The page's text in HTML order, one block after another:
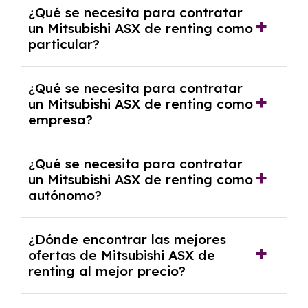
pero puede haber penalizaciones por
cancelación anticipada. Es importante revisar
las condiciones del contrato y hablar con un
experto que te asesore.
¿Qué se necesita para contratar
un Mitsubishi ASX de renting como
particular?
y, en algunos casos, una consulta de solvencia
crediticia y un pago inicial.
¿Qué se necesita para contratar
un Mitsubishi ASX de renting como
empresa?
documentación financiera y, en algunos
casos, un informe de solvencia de la empresa
y un pago inicial.
¿Qué se necesita para contratar
un Mitsubishi ASX de renting como
autónomo?
autónomos, justificante de ingresos y, en
algunos casos, un informe fiscal y un pago
inicial.
¿Dónde encontrar las mejores
ofertas de Mitsubishi ASX de
renting al mejor precio?